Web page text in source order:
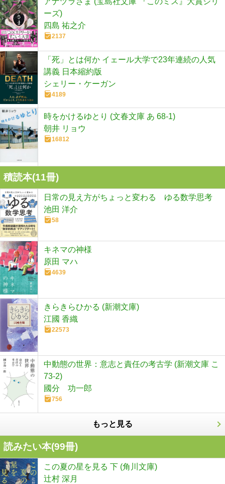
ーズ)
四島 祐之介
2137
「死」とは何か イェール大学で23年連続の人気
講義 日本縮約版
シェリー・ケーガン
4189
時をかけるゆとり (文春文庫 あ 68-1)
朝井 リョウ
16812
積読本(11冊)
日常の見え方がちょっと変わる ゆる数学思考
池田 洋介
58
キネマの神様
原田 マハ
4639
きらきらひかる (新潮文庫)
江國 香織
22573
中動態の世界：意志と責任の考古学 (新潮文庫 こ
73-2)
國分 功一郎
756
もっと見る
読みたい本(99冊)
この夏の星を見る 下 (角川文庫)
辻村 深月